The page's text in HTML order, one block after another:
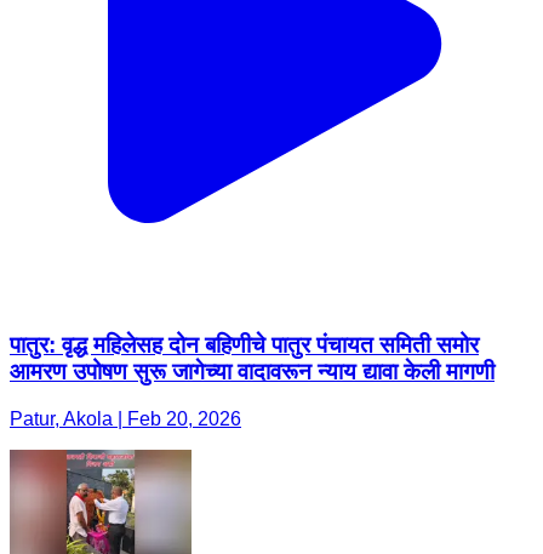
पातुर: वृद्ध महिलेसह दोन बहिणीचे पातुर पंचायत समिती समोर
आमरण उपोषण सुरू जागेच्या वादावरून न्याय द्यावा केली मागणी
Patur, Akola | Feb 20, 2026